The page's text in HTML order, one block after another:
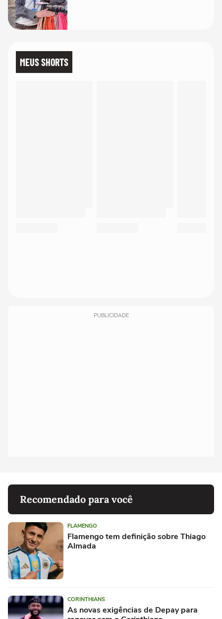
MEUS SHORTS
PUBLICIDADE
Recomendado para você
FLAMENGO
Flamengo tem definição sobre Thiago
Almada
CORINTHIANS
As novas exigências de Depay para